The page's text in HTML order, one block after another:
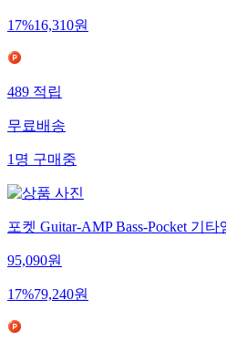
17%16,310원
489적립
무료배송
1명구매중
포켓 Guitar-AMP Bass-Pocket 기
95,090원
17%79,240원